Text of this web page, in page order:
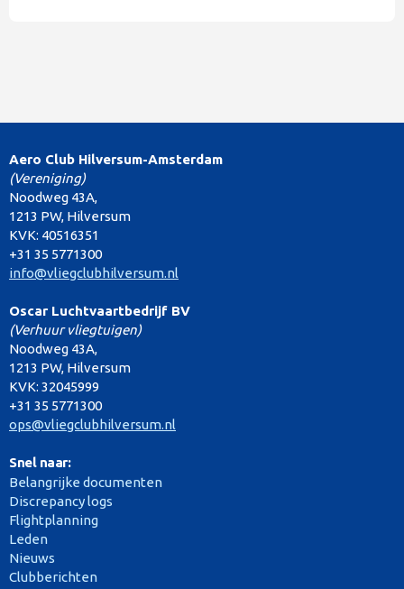
Aero Club Hilversum-Amsterdam
(Vereniging)
Noodweg 43A,
1213 PW, Hilversum
KVK: 40516351
+31 35 5771300
info@vliegclubhilversum.nl
Oscar Luchtvaartbedrijf BV
(Verhuur vliegtuigen)
Noodweg 43A,
1213 PW, Hilversum
KVK: 32045999
+31 35 5771300
ops@vliegclubhilversum.nl
Snel naar:
Belangrijke documenten
Discrepancy logs
Flightplanning
Leden
Nieuws
Clubberichten